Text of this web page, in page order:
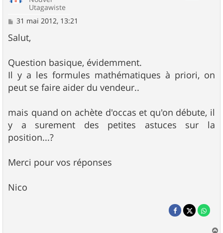
Utagawiste
M
s
s
g
e
31 mai 2012, 13:21
Salut,
Question basique, évidemment.
Il y a les formules mathématiques à priori, on
peut se faire aider du vendeur..
mais quand on achète d'occas et qu'on débute, il
y a surement des petites astuces sur la
position...?
Merci pour vos réponses
Nico